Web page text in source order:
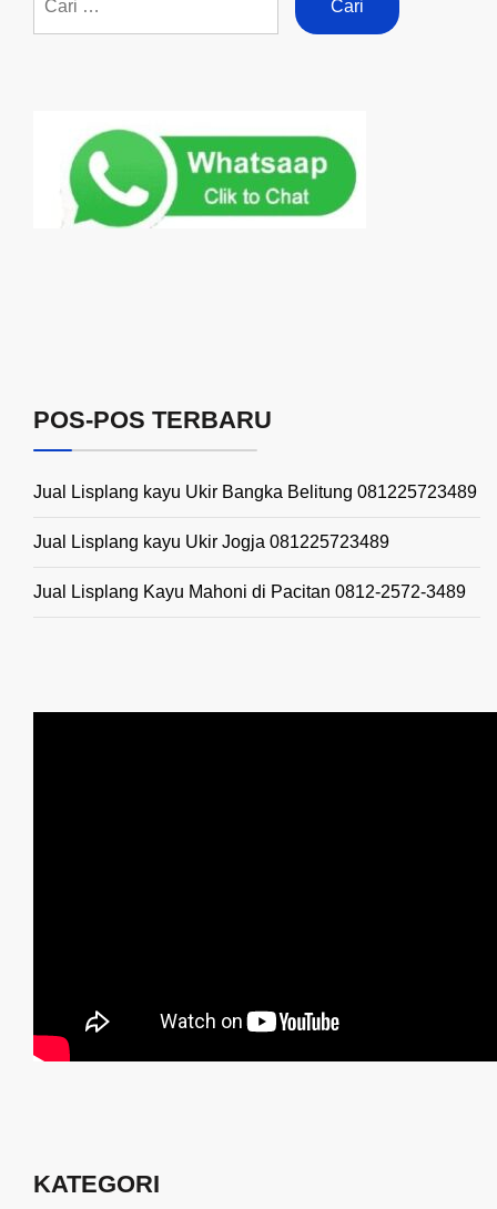
POS-POS TERBARU
Jual Lisplang kayu Ukir Bangka Belitung 081225723489
Jual Lisplang kayu Ukir Jogja 081225723489
Jual Lisplang Kayu Mahoni di Pacitan 0812-2572-3489
KATEGORI